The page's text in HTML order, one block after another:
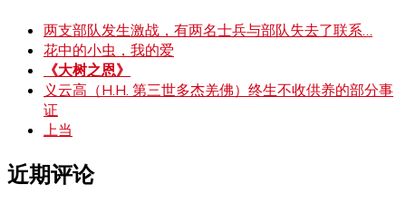
两支部队发生激战，有两名士兵与部队失去了联系…
花中的小虫，我的爱
《大树之恩》
义云高（H.H. 第三世多杰羌佛）终生不收供养的部分事
证
上当
近期评论